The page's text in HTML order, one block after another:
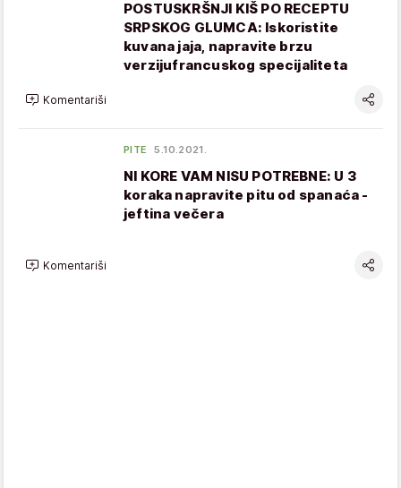
POSTUSKRŠNJI KIŠ PO RECEPTU
SRPSKOG GLUMCA: Iskoristite
kuvana jaja, napravite brzu
verzijufrancuskog specijaliteta
Komentariši
PITE 5.10.2021.
NI KORE VAM NISU POTREBNE: U 3
koraka napravite pitu od spanaća -
jeftina večera
Komentariši